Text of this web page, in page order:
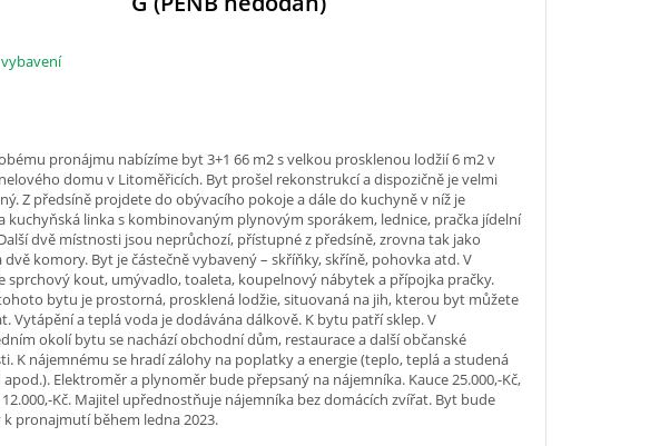
pronájmu nabízíme byt 3+1 66 m2 s velkou prosklenou lodžií 6 m2 v
domu v Litoměřicích. Byt prošel rekonstrukcí a dispozičně je velmi
Z předsíně projdete do obývacího pokoje a dále do kuchyně v níž je
kuchyňská linka s kombinovaným plynovým sporákem, lednice, pračka jídelní
dvě místnosti jsou neprůchozí, přístupné z předsíně, zrovna tak jako
dvě komory. Byt je částečně vybavený – skříňky, skříně, pohovka atd. V
sprchový kout, umývadlo, toaleta, koupelnový nábytek a přípojka pračky.
bytu je prostorná, prosklená lodžie, situovaná na jih, kterou byt můžete
Vytápění a teplá voda je dodávána dálkově. K bytu patří sklep. V
okolí bytu se nachází obchodní dům, restaurace a další občanské
K nájemnému se hradí zálohy na poplatky a energie (teplo, teplá a studená
Elektroměr a plynoměr bude přepsaný na nájemníka. Kauce 25.000,-Kč,
12.000,-Kč. Majitel upřednostňuje nájemníka bez domácích zvířat. Byt bude
pronajmutí během ledna 2023.